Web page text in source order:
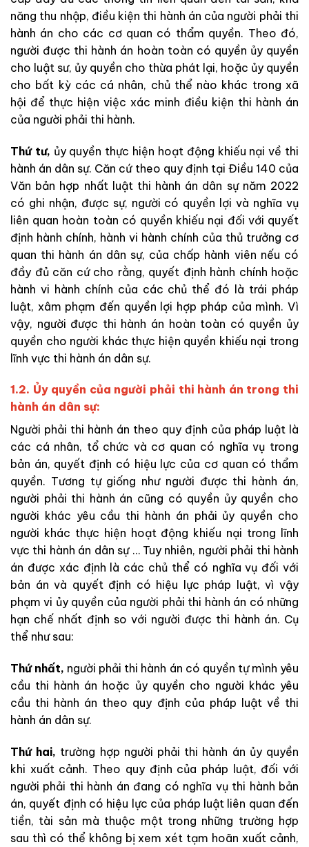
năng thu nhập, điều kiện thi hành án của người phải thi
hành án cho các cơ quan có thẩm quyền. Theo đó,
người được thi hành án hoàn toàn có quyền ủy quyền
cho luật sư, ủy quyền cho thừa phát lại, hoặc ủy quyền
cho bất kỳ các cá nhân, chủ thể nào khác trong xã
hội để thực hiện việc xác minh điều kiện thi hành án
của người phải thi hành.
Thứ tư, ủy quyền thực hiện hoạt động khiếu nại về thi
hành án dân sự. Căn cứ theo quy định tại Điều 140 của
Văn bản hợp nhất luật thi hành án dân sự năm 2022
có ghi nhận, được sự, người có quyền lợi và nghĩa vụ
liên quan hoàn toàn có quyền khiếu nại đối với quyết
định hành chính, hành vi hành chính của thủ trưởng cơ
quan thi hành án dân sự, của chấp hành viên nếu có
đầy đủ căn cứ cho rằng, quyết định hành chính hoặc
hành vi hành chính của các chủ thể đó là trái pháp
luật, xâm phạm đến quyền lợi hợp pháp của mình. Vì
vậy, người được thi hành án hoàn toàn có quyền ủy
quyền cho người khác thực hiện quyền khiếu nại trong
lĩnh vực thi hành án dân sự.
1.2. Ủy quyền của người phải thi hành án trong thi
hành án dân sự:
Người phải thi hành án theo quy định của pháp luật là
các cá nhân, tổ chức và cơ quan có nghĩa vụ trong
bản án, quyết định có hiệu lực của cơ quan có thẩm
quyền. Tương tự giống như người được thi hành án,
người phải thi hành án cũng có quyền ủy quyền cho
người khác yêu cầu thi hành án phải ủy quyền cho
người khác thực hiện hoạt động khiếu nại trong lĩnh
vực thi hành án dân sự … Tuy nhiên, người phải thi hành
án được xác định là các chủ thể có nghĩa vụ đối với
bản án và quyết định có hiệu lực pháp luật, vì vậy
phạm vi ủy quyền của người phải thi hành án có những
hạn chế nhất định so với người được thi hành án. Cụ
thể như sau:
Thứ nhất, người phải thi hành án có quyền tự mình yêu
cầu thi hành án hoặc ủy quyền cho người khác yêu
cầu thi hành án theo quy định của pháp luật về thi
hành án dân sự.
Thứ hai, trường hợp người phải thi hành án ủy quyền
khi xuất cảnh. Theo quy định của pháp luật, đối với
người phải thi hành án đang có nghĩa vụ thi hành bản
án, quyết định có hiệu lực của pháp luật liên quan đến
tiền, tài sản mà thuộc một trong những trường hợp
sau thì có thể không bị xem xét tạm hoãn xuất cảnh,